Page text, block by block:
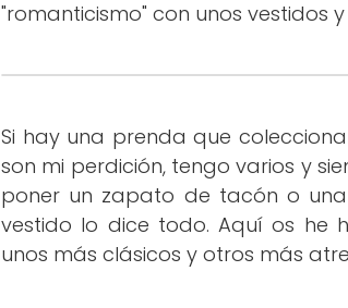
"romanticismo" con unos vestidos
Si hay una prenda que
son mi perdición, tengo varios y
poner un zapato de tacón o
vestido lo dice todo. Aquí os he
unos más clásicos y otros más